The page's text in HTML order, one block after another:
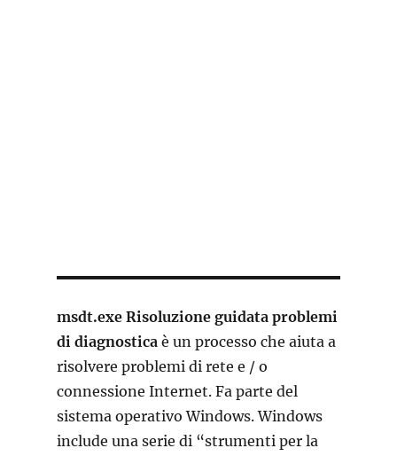
msdt.exe Risoluzione guidata problemi
di diagnostica è un processo che aiuta a
risolvere problemi di rete e / o
connessione Internet. Fa parte del
sistema operativo Windows. Windows
include una serie di “strumenti per la